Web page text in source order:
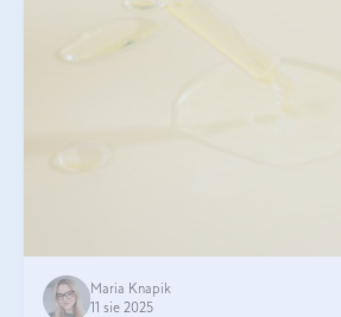
Maria Knapik
11 sie 2025